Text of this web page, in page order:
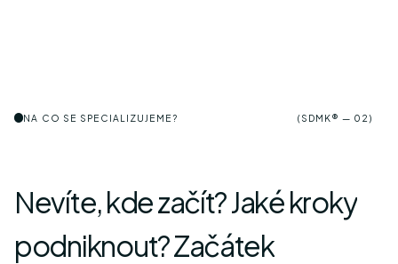
NA CO SE SPECIALIZUJEME? (SDMK® — 02)
Nevíte,kdezačít?Jakékroky
podniknout?Začátek